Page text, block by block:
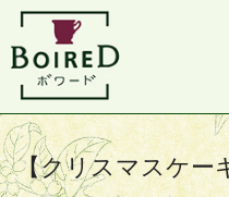
【クリスマスケー